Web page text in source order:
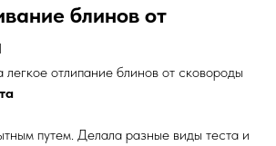
блинов от
отлипание блинов от сковороды
путем. Делала разные виды теста и